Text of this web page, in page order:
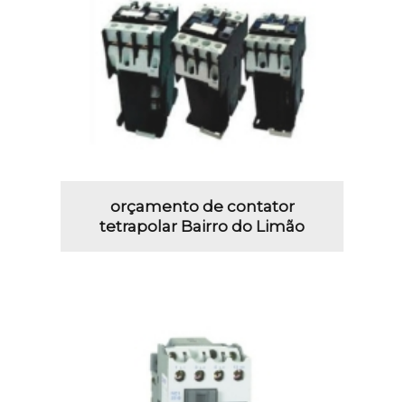
orçamento de contator
tetrapolar Bairro do Limão